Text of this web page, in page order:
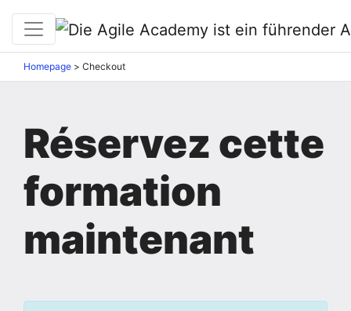
Homepage > Checkout
Réservez cette
formation
maintenant